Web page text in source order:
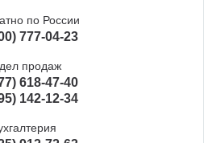
по России
777-04-23
продаж
618-47-40
142-12-34